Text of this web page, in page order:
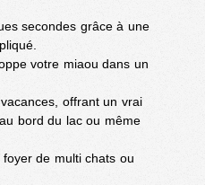
secondes grâce à une
votre miaou dans un
offrant un vrai
bord du lac ou même
de multi chats ou